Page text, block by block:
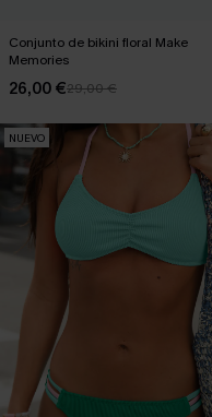
Conjunto de bikini floral Make
Memories
26,00 €29,00 €
NUEVO